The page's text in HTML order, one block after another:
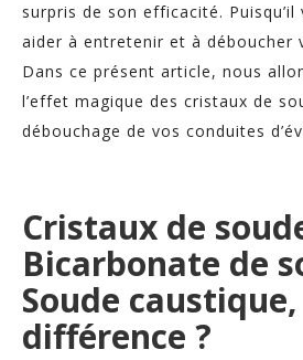
surpris de son efficacité. Puisqu’il
aider à entretenir et à déboucher
Dans ce présent article, nous
l’effet magique des cristaux de
débouchage de vos conduites
Cristaux de
Bicarbonate de
Soude
différence ?